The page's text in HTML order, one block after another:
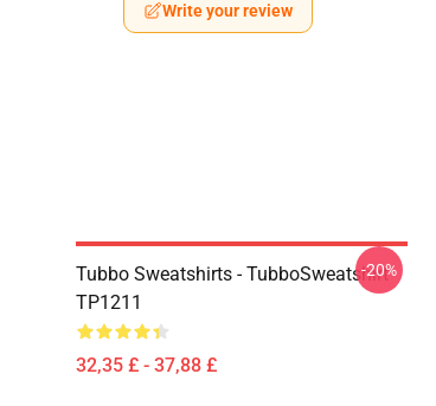
Write your review
Tubbo Sweatshirts - TubboSweatshirt
TP1211
32,35 £ - 37,88 £
-20%